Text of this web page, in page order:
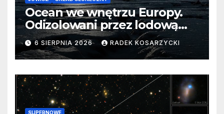
Ocean we wnętrzu Europy.
Odizolowani przez lodową
barierę
6 SIERPNIA 2026 RADEK KOSARZYCKI
SUPERNOWE